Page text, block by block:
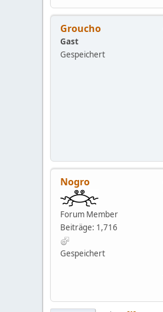
Groucho
Gast
Gespeichert
Nogro
Forum Member
Beiträge: 1,716
Gespeichert